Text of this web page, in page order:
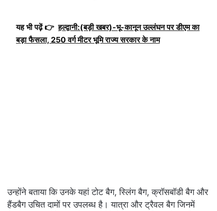
यह भी पढ़ें 👉 हल्द्वानी:(बड़ी खबर)-भू-कानून उल्लंघन पर डीएम का
बड़ा फैसला, 250 वर्ग मीटर भूमि राज्य सरकार के नाम
उन्होंने बताया कि उनके यहां टोट बैग, स्लिंग बैग, क्रॉसबॉडी बैग और
हैंडबैग उचित दामों पर उपलब्ध है। यात्रा और ट्रैवल बैग जिनमें